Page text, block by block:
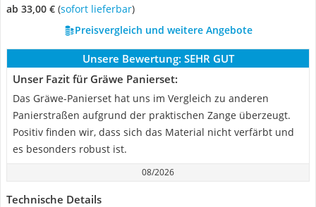
ab 33,00 € ( Sofort lieferbar)
Preisvergleich und weitere Angebote
Unsere Bewertung: SEHR GUT
Unser Fazit für Gräwe Panierset:
Das Gräwe-Panierset hat uns im Vergleich zu anderen
Panierstraßen aufgrund der praktischen Zange überzeugt.
Positiv finden wir, dass sich das Material nicht verfärbt und
es besonders robust ist.
08/2026
Technische Details